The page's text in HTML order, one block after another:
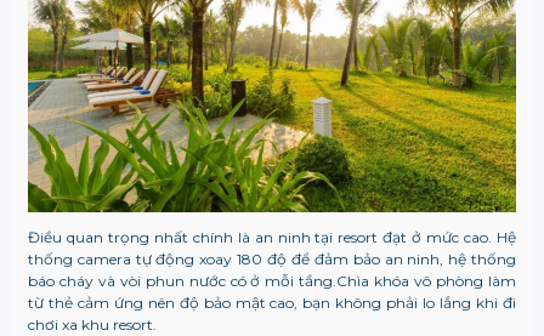
Điều quan trọng nhất chính là an ninh tại resort đạt ở mức cao. Hệ
thống camera tự động xoay 180 độ để đảm bảo an ninh, hệ thống
báo cháy và vòi phun nước có ở mỗi tầng.Chìa khóa vô phòng làm
từ thẻ cảm ứng nên độ bảo mật cao, bạn không phải lo lắng khi đi
chơi xa khu resort.